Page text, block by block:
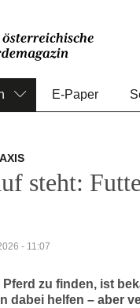
E-Paper
steht:
- 11:07
zu finden, ist
dabei helfen – aber